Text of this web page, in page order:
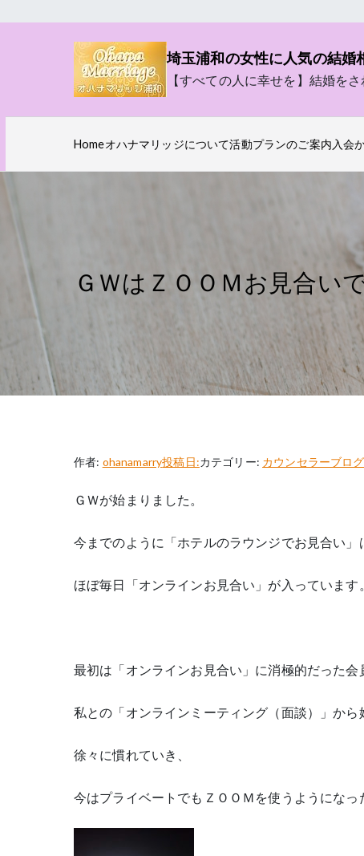
埼玉浦和の女性に人気の結婚
【すべての人に幸せを】結婚を
Homeオハナマリッジについて活動プランのご案内 入会
ＧＷはＺＯＯＭお見合い
作者: ohanamarry投稿日:カテゴリー: カウンセラーブログ
ＧＷが始まりました。
今までのように「ホテルのラウンジでお見合い」
ほぼ毎日「オンラインお見合い」が入っています。
最初は「オンラインお見合い」に消極的だった会
私との「オンラインミーティング（面談）」から
徐々に慣れていき、
今はプライベートでもＺＯＯＭを使うようになっ